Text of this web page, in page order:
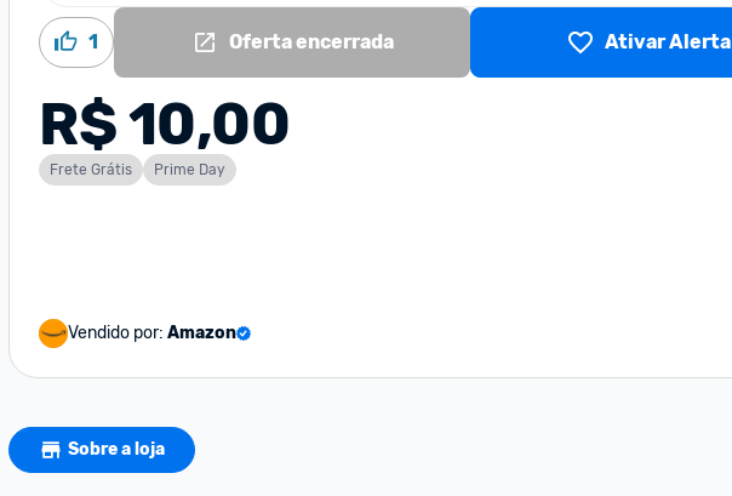
1 Oferta encerrada Ativar Alerta
R$ 10,00
Frete Grátis Prime Day
Vendido por: Amazon
Sobre a loja